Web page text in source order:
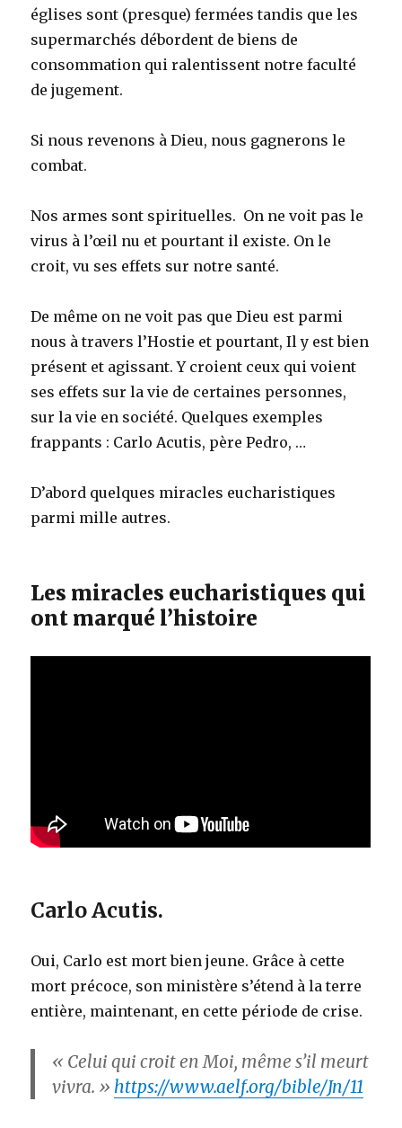
églises sont (presque) fermées tandis que les
supermarchés débordent de biens de
consommation qui ralentissent notre faculté
de jugement.
Si nous revenons à Dieu, nous gagnerons le
combat.
Nos armes sont spirituelles. On ne voit pas le
virus à l’œil nu et pourtant il existe. On le
croit, vu ses effets sur notre santé.
De même on ne voit pas que Dieu est parmi
nous à travers l’Hostie et pourtant, Il y est bien
présent et agissant. Y croient ceux qui voient
ses effets sur la vie de certaines personnes,
sur la vie en société. Quelques exemples
frappants : Carlo Acutis, père Pedro, …
D’abord quelques miracles eucharistiques
parmi mille autres.
Les miracles eucharistiques qui
ont marqué l’histoire
Carlo Acutis.
Oui, Carlo est mort bien jeune. Grâce à cette
mort précoce, son ministère s’étend à la terre
entière, maintenant, en cette période de crise.
« Celui qui croit en Moi, même s’il meurt
vivra. » https://www.aelf.org/bible/Jn/11